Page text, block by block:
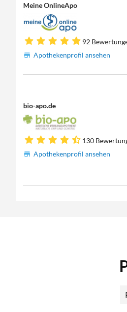
Meine OnlineApo
92
Apothekenprofil ansehen
bio-apo.de
130
Apothekenprofil ansehen